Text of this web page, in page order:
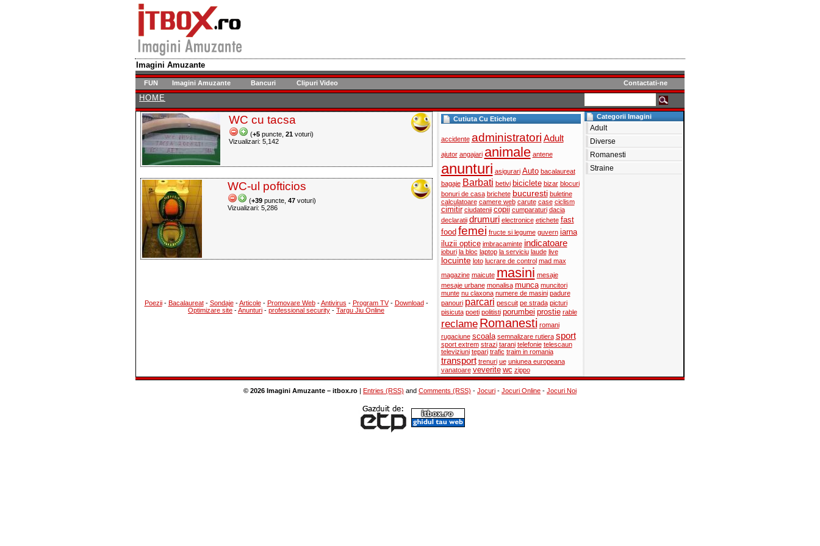
Imagini Amuzante
FUN Imagini Amuzante Bancuri Clipuri Video Contactati-ne
HOME
WC cu tacsa
(+5puncte, 21voturi)
Vizualizari: 5,142
WC-ul pofticios
(+39puncte, 47voturi)
Vizualizari: 5,286
Poezii- Bacalaureat- Sondaje-Articole- Promovare Web-Antivirus - Program TV- Download-
Optimizare site -Anunturi - professional security - Targu Jiu Online
Cutiuta Cu Etichete
accidente administratori Adult
ajutor angajari animale antene
anunturi asigurari Auto bacalaureat
bagaje Barbati betivi biciclete bizar blocuri
bonuri de casa brichete bucuresti buletine
calculatoare camere web carute case ciclism
cimitir ciudatenii copii cumparaturi dacia
declaratii drumuri electronice etichete fast
food femei fructe si legume guvern iarna
iluzii optice imbracaminte indicatoare
joburi la bloc laptop la serviciu laude live
locuinte loto lucrare de control mad max
magazine maicute masini mesaje
mesaje urbane monalisa munca muncitori
munte nu claxona numere de masini padure
panouri parcari pescuit pe strada picturi
pisicuta poeti politisti porumbei prostie rable
reclame Romanesti romani
rugaciune scoala semnalizare rutiera sport
sport extrem strazi tarani telefonie telescaun
televiziuni tepari trafic traim in romania
transport trenuri ue uniunea europeana
vanatoare veverite wc zippo
Categorii Imagini
Adult
Diverse
Romanesti
Straine
© 2026 Imagini Amuzante – itbox.ro | Entries (RSS) and Comments (RSS) - Jocuri - Jocuri Online - Jocuri Noi